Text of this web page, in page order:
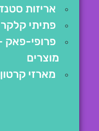
אריזות
פתיתי קלקר
פרופי-פאק –
מוצרים
מארזי